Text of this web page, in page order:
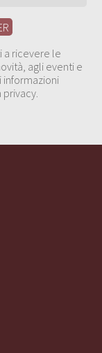
a ricevere le
agli eventi e